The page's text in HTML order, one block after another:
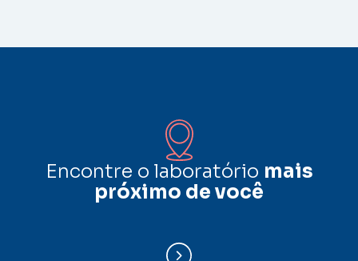
Encontre o laboratório mais
próximo de você